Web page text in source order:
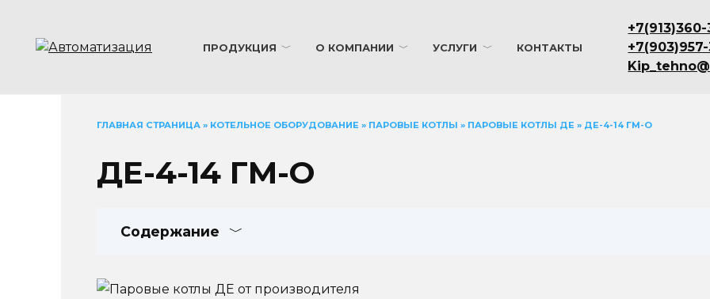
содержанию
ПРОДУКЦИЯ О КОМПАНИИ УСЛУГИ КОНТАКТЫ
+7(913)360-
ГЛАВНАЯ СТРАНИЦА » КОТЕЛЬНОЕ ОБОРУДОВАНИЕ » ПАРОВЫЕ КОТЛЫ » ПАРОВЫЕ КОТЛЫ ДЕ » ДЕ-4-14 ГМ-О
ДЕ-4-14 ГМ-О
Содержание